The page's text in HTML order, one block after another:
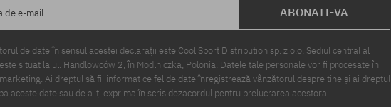
de e-mail ABONATI-VA
de date în sensul acestei declarații este Cool Sport Distribution sp. z o.o. Sediul central al
situat la ul. Handlowców 2, în Modlniczka, Polonia. Datele tale personale vor fi procesate în
Ai dreptul să fii informat ce fel de date înregistrează vânzătorul despre tine și ai dreptul
aceste date sau de a-ți exprima în scris dezacordul pentru prelucrarea acestora.